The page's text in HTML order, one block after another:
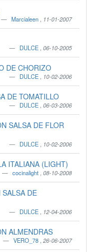
Marcialeen 11-01-2007
DULCE ,06-10-2005
DE CHORIZO
DULCE 10-02-2006
DE TOMATILLO
DULCE ,06-03-2006
SALSA DE FLOR
DULCE 10-02-2006
ITALIANA (LIGHT)
cocinalight ,08-10-2008
DE
DULCE 12-04-2006
ALMENDRAS
VERO_78 ,26-06-2007